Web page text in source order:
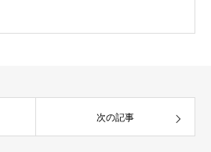
次の記事